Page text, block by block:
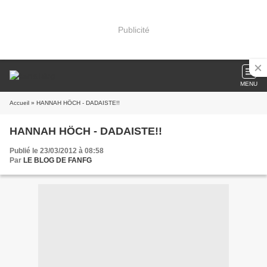
Publicité
MENU
Accueil » HANNAH HÖCH - DADAISTE!!
HANNAH HÖCH - DADAISTE!!
Publié le 23/03/2012 à 08:58
Par LE BLOG DE FANFG